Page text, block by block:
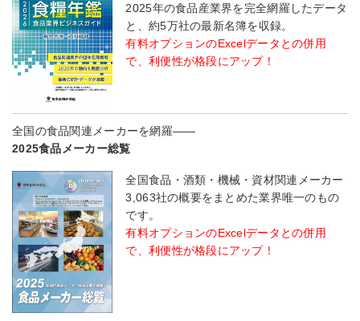
2025年の食品産業界を完全網羅したデータ
と、約5万社の最新名簿を収録。
有料オプションのExcelデータとの併用
で、利便性が格段にアップ！
全国の食品関連メーカーを網羅――
2025食品メーカー総覧
全国食品・酒類・機械・資材関連メーカー
3,063社の概要をまとめた業界唯一のもの
です。
有料オプションのExcelデータとの併用
で、利便性が格段にアップ！